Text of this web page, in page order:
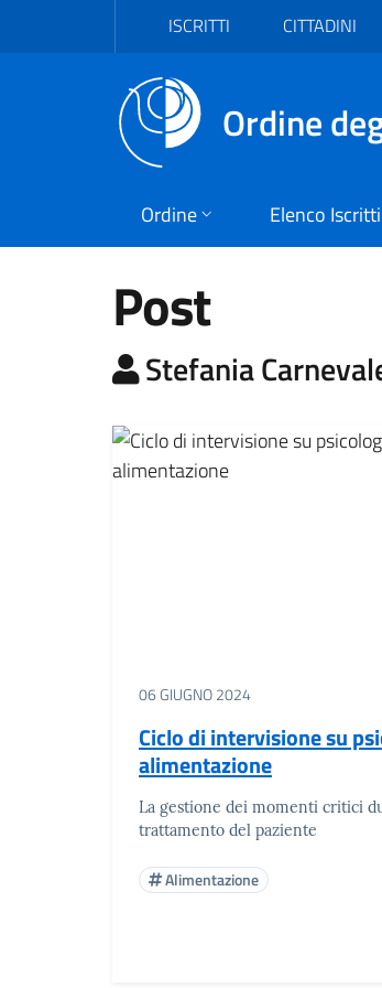
Vai al contenuto principale
ISCRITTI CITTADINI
Ordine
Ordine Elenco Iscritti
Post
A cura di:
Stefania
06 GIUGNO 2024
Ciclo di intervisione su
alimentazione
La gestione dei momenti critici
trattamento del paziente
Alimentazione